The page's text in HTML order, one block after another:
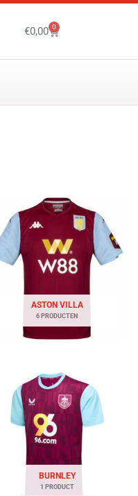
€0,00 0
Winkelwagen
ASTON VILLA
6 PRODUCTEN
BURNLEY
1 PRODUCT